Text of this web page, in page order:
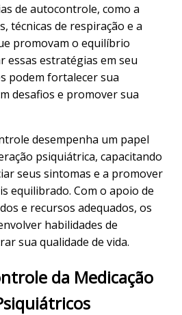
de autocontrole, como a
técnicas de respiração e a
promovam o equilíbrio
essas estratégias em seu
podem fortalecer sua
desafios e promover sua
desempenha um papel
psiquiátrica, capacitando
seus sintomas e a promover
equilibrado. Com o apoio de
e recursos adequados, os
habilidades de
sua qualidade de vida.
da Medicação